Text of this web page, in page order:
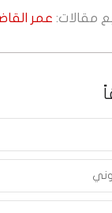
مقالات: عمر